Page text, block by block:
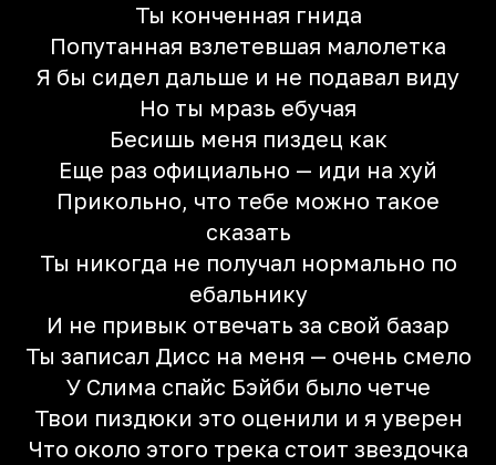
Ты конченная гнида
Попутанная взлетевшая малолетка
Я бы сидел дальше и не подавал виду
Но ты мразь ебучая
Бесишь меня пиздец как
Еще раз официально — иди на хуй
Прикольно, что тебе можно такое
сказать
Ты никогда не получал нормально по
ебальнику
И не привык отвечать за свой базар
Ты записал Дисс на меня — очень смело
У Слима спайс Бэйби было четче
Твои пиздюки это оценили и я уверен
Что около этого трека стоит звездочка